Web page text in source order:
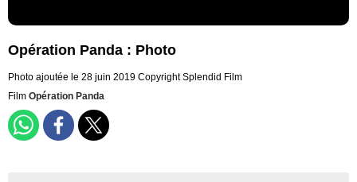
Opération Panda : Photo
Photo ajoutée le 28 juin 2019 Copyright Splendid Film
Film Opération Panda